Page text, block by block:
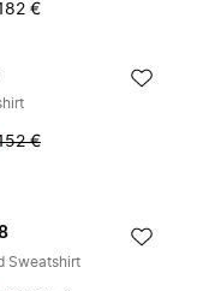
€
€
Sweatshirt